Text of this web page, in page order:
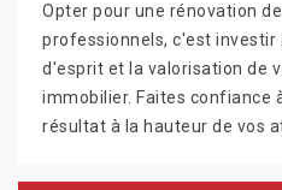
Opter pour une rénovation
professionnels, c'est
d'esprit et la valorisation de
immobilier. Faites confiance
résultat à la hauteur de vos